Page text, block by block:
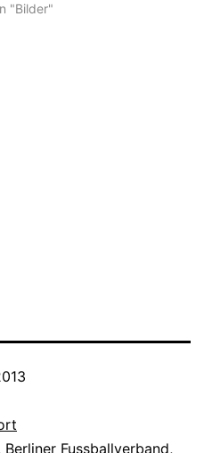
und
"Bilder"
Berliner Fussballverband,